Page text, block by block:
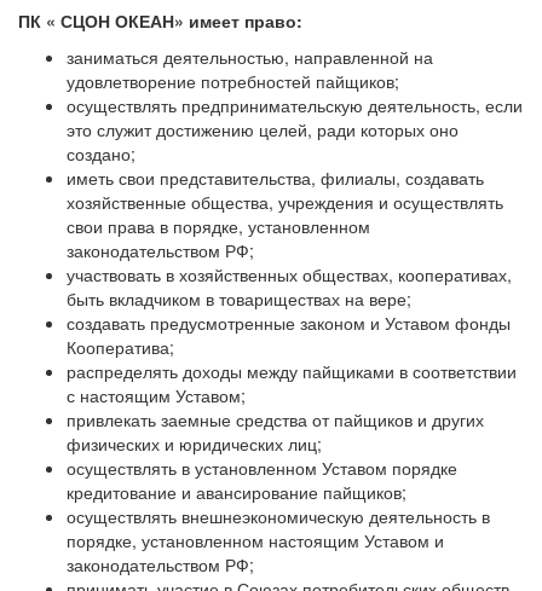
ПК « СЦОН ОКЕАН» имеет право:
заниматься деятельностью, направленной на
удовлетворение потребностей пайщиков;
осуществлять предпринимательскую деятельность, если
это служит достижению целей, ради которых оно
создано;
иметь свои представительства, филиалы, создавать
хозяйственные общества, учреждения и осуществлять
свои права в порядке, установленном
законодательством РФ;
участвовать в хозяйственных обществах, кооперативах,
быть вкладчиком в товариществах на вере;
создавать предусмотренные законом и Уставом фонды
Кооператива;
распределять доходы между пайщиками в соответствии
с настоящим Уставом;
привлекать заемные средства от пайщиков и других
физических и юридических лиц;
осуществлять в установленном Уставом порядке
кредитование и авансирование пайщиков;
осуществлять внешнеэкономическую деятельность в
порядке, установленном настоящим Уставом и
законодательством РФ;